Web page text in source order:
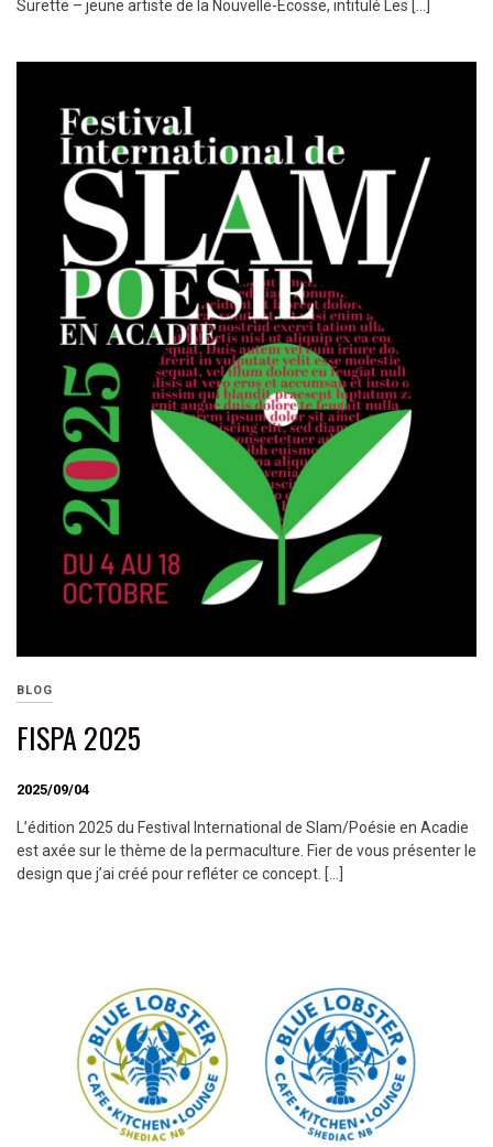
Surette – jeune artiste de la Nouvelle-Écosse, intitulé Les […]
BLOG
FISPA 2025
2025/09/04
L’édition 2025 du Festival International de Slam/Poésie en Acadie
est axée sur le thème de la permaculture. Fier de vous présenter le
design que j’ai créé pour refléter ce concept. […]